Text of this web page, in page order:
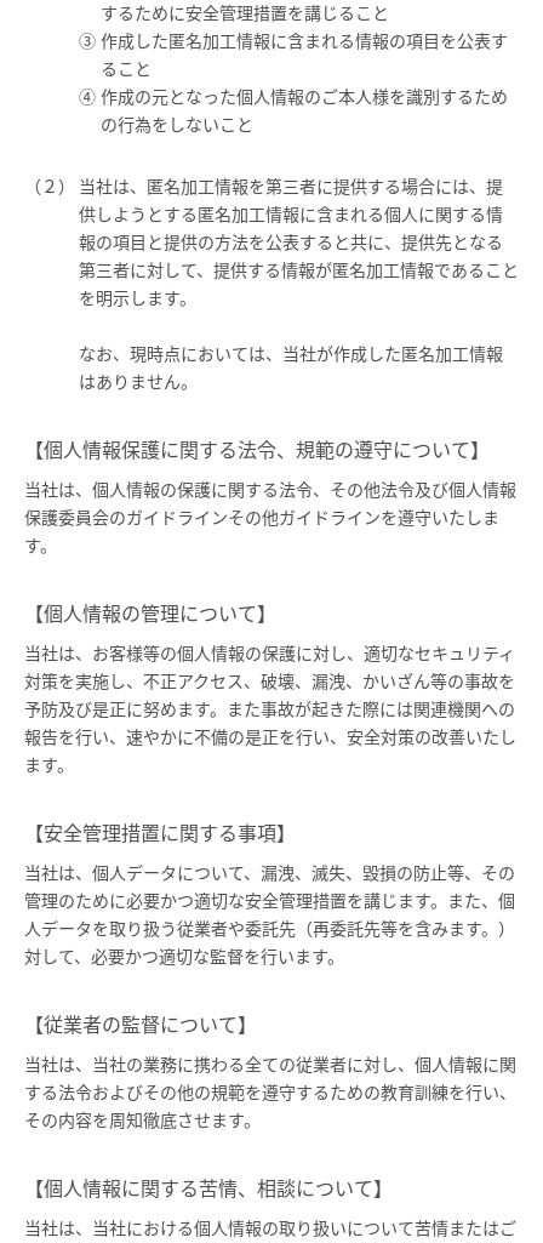
するために安全管理措置を講じること
作成した匿名加工情報に含まれる情報の項目を公表す
ること
作成の元となった個人情報のご本人様を識別するため
の行為をしないこと
当社は、匿名加工情報を第三者に提供する場合には、提
供しようとする匿名加工情報に含まれる個人に関する情
報の項目と提供の方法を公表すると共に、提供先となる
第三者に対して、提供する情報が匿名加工情報であること
を明示します。
なお、現時点においては、当社が作成した匿名加工情報
はありません。
【個人情報保護に関する法令、規範の遵守について】
当社は、個人情報の保護に関する法令、その他法令及び個人情報
保護委員会のガイドラインその他ガイドラインを遵守いたしま
す。
【個人情報の管理について】
当社は、お客様等の個人情報の保護に対し、適切なセキュリティ
対策を実施し、不正アクセス、破壊、漏洩、かいざん等の事故を
予防及び是正に努めます。また事故が起きた際には関連機関への
報告を行い、速やかに不備の是正を行い、安全対策の改善いたし
ます。
【安全管理措置に関する事項】
当社は、個人データについて、漏洩、滅失、毀損の防止等、その
管理のために必要かつ適切な安全管理措置を講じます。また、個
人データを取り扱う従業者や委託先（再委託先等を含みます。）
対して、必要かつ適切な監督を行います。
【従業者の監督について】
当社は、当社の業務に携わる全ての従業者に対し、個人情報に関
する法令およびその他の規範を遵守するための教育訓練を行い、
その内容を周知徹底させます。
【個人情報に関する苦情、相談について】
当社は、当社における個人情報の取り扱いについて苦情またはご